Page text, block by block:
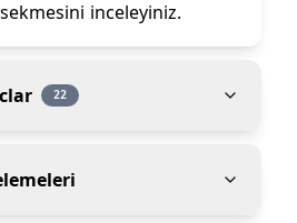
inceleyiniz.
22